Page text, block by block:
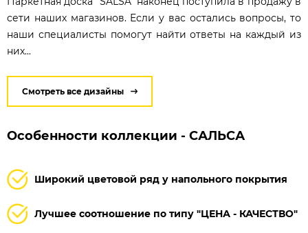
сети наших магазинов. Если у вас остались вопросы, то
наши специалисты помогут найти ответы на каждый из
них...
Смотреть все дизайны
Особенности коллекции - САЛЬСА
Широкий цветовой ряд у напольного покрытия
Лучшее соотношение по типу "ЦЕНА - КАЧЕСТВО"